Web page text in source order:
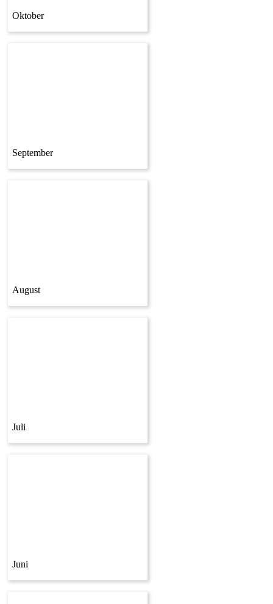
Oktober
September
August
Juli
Juni